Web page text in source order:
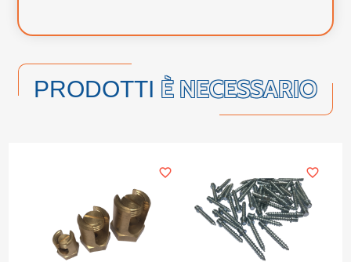
PRODOTTI È NECESSARIO
favorite_border favorite_border